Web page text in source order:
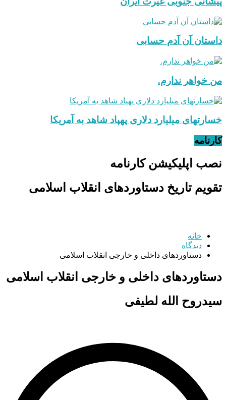
داستان آن آدم حسابی
من خواهر ندارم.
خسارتهای میلیارد دلاری پهپاد شاهد به آمریکا
کارنامه
نصب اپلیکیشن کارنامه
تقویم تاریخ دستاوردهای انقلاب اسلامی
خانه
دیدگاه
دستاوردهای داخلی و خارجی انقلاب اسلامی
دستاوردهای داخلی و خارجی انقلاب اسلامی
سیدروح الله لطیفی